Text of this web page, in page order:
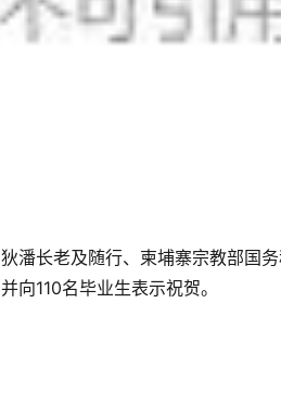
潘长老及随行、柬埔寨宗教部国
向110名毕业生表示祝贺。